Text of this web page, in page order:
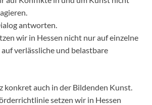
antworten.
wir in Hessen nicht nur auf einzelne
verlässliche und belastbare
konkret auch in der Bildenden Kunst.
setzen wir in Hessen